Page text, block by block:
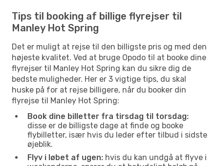
Tips til booking af billige flyrejser til
Manley Hot Spring
Det er muligt at rejse til den billigste pris og med den
højeste kvalitet. Ved at bruge Opodo til at booke dine
flyrejser til Manley Hot Spring kan du sikre dig de
bedste muligheder. Her er 3 vigtige tips, du skal
huske på for at rejse billigere, når du booker din
flyrejse til Manley Hot Spring:
Book dine billetter fra tirsdag til torsdag:
disse er de billigste dage at finde og booke
flybilletter, især hvis du leder efter tilbud i sidste
øjeblik.
Flyv i løbet af ugen: hvis du kan undgå at flyve i